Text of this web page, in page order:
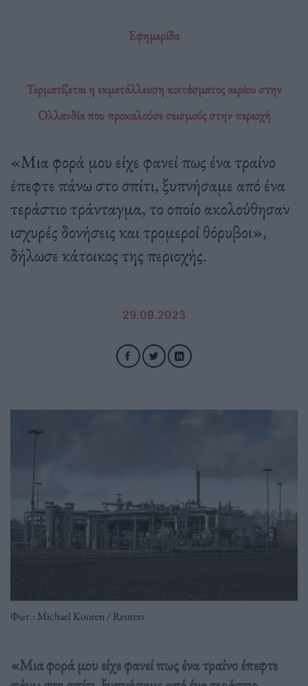
Εφημερίδα
Τερματίζεται η εκμετάλλευση κοιτάσματος αερίου στην
Ολλανδία που προκαλούσε σεισμούς στην περιοχή
«Μια φορά μου είχε φανεί πως ένα τραίνο
έπεφτε πάνω στο σπίτι, ξυπνήσαμε από ένα
τεράστιο τράνταγμα, το οποίο ακολούθησαν
ισχυρές δονήσεις και τρομεροί θόρυβοι»,
δήλωσε κάτοικος της περιοχής.
29.09.2023
Φωτ.: Michael Kooren / Reuters
«Μια φορά μου είχε φανεί πως ένα τραίνο έπεφτε